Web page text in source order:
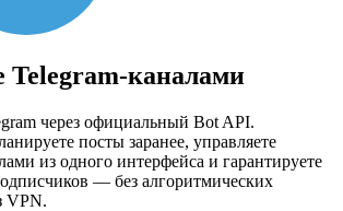
Telegram-каналами
через официальный Bot API.
посты заранее, управляете
из одного интерфейса и гарантируете
— без алгоритмических
VPN.